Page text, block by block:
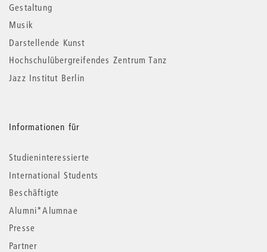
Gestaltung
Musik
Darstellende Kunst
Hochschulübergreifendes Zentrum Tanz
Jazz Institut Berlin
Informationen für
Studieninteressierte
International Students
Beschäftigte
Alumni*Alumnae
Presse
Partner